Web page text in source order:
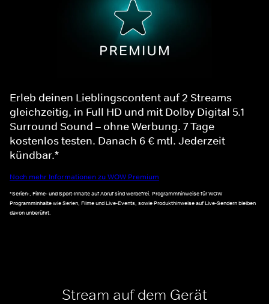
Erleb deinen Lieblingscontent auf 2 Streams
gleichzeitig, in Full HD und mit Dolby Digital 5.1
Surround Sound – ohne Werbung. 7 Tage
kostenlos testen. Danach 6 € mtl. Jederzeit
kündbar.*
Noch mehr Informationen zu WOW Premium
*Serien-, Filme- und Sport-Inhalte auf Abruf sind werbefrei. Programmhinweise für WOW
Programminhalte wie Serien, Filme und Live-Events, sowie Produkthinweise auf Live-Sendern bleiben
davon unberührt.
Stream auf dem Gerät